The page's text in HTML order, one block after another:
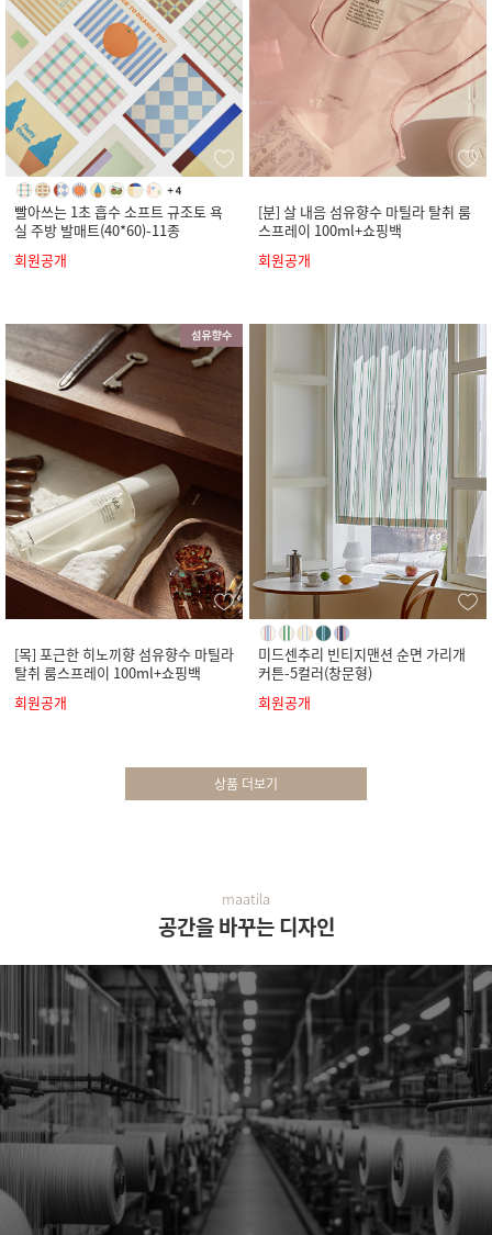
빨아쓰는 1초 흡수 소프트 규조토 욕
실 주방 발매트(40*60)-11종
회원공개
[분] 살 내음 섬유향수 마틸라 탈취 룸
스프레이 100ml+쇼핑백
회원공개
[목] 포근한 히노끼향 섬유향수 마틸라
탈취 룸스프레이 100ml+쇼핑백
회원공개
미드센추리 빈티지맨션 순면 가리개
커튼-5컬러(창문형)
회원공개
상품 더보기
maatila
공간을 바꾸는 디자인